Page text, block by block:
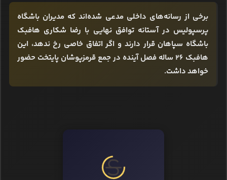
برخی از رسانه‌های داخلی مدعی شده‌اند که مدیران باشگاه
پرسپولیس در آستانه توافق نهایی با رضا شکاری هافبک
باشگاه سپاهان قرار دارند و اگر اتفاق خاصی رخ ندهد، این
هافبک 26 ساله فصل آینده در جمع قرمزپوشان پایتخت حضور
خواهد داشت.